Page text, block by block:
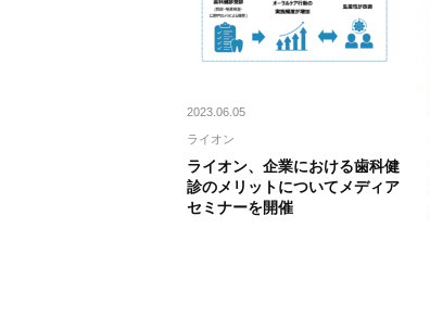
2023.06.05
ライオン
ライオン、企業における歯科健
診のメリットについてメディア
セミナーを開催